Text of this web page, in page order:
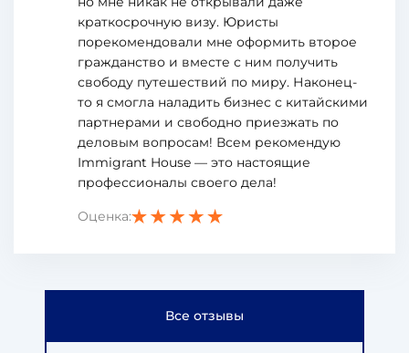
краткосрочную визу. Юристы
порекомендовали мне оформить второе
гражданство и вместе с ним получить
свободу путешествий по миру. Наконец-
то я смогла наладить бизнес с китайскими
партнерами и свободно приезжать по
деловым вопросам! Всем рекомендую
Immigrant House — это настоящие
профессионалы своего дела!
Оценка:
Все отзывы